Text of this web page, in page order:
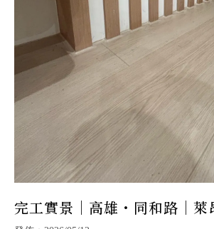
完工實景｜高雄・同和路｜萊